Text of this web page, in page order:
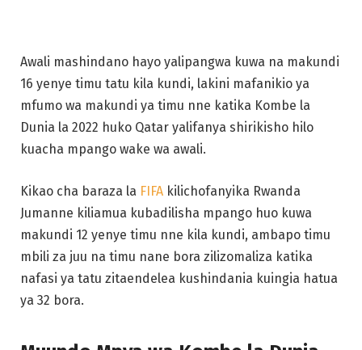
Awali mashindano hayo yalipangwa kuwa na makundi
16 yenye timu tatu kila kundi, lakini mafanikio ya
mfumo wa makundi ya timu nne katika Kombe la
Dunia la 2022 huko Qatar yalifanya shirikisho hilo
kuacha mpango wake wa awali.
Kikao cha baraza la FIFA kilichofanyika Rwanda
Jumanne kiliamua kubadilisha mpango huo kuwa
makundi 12 yenye timu nne kila kundi, ambapo timu
mbili za juu na timu nane bora zilizomaliza katika
nafasi ya tatu zitaendelea kushindania kuingia hatua
ya 32 bora.